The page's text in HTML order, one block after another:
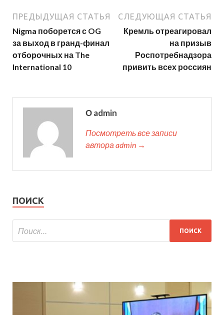
ПРЕДЫДУЩАЯ СТАТЬЯ
Nigma поборется с OG
за выход в гранд-финал
отборочных на The
International 10
СЛЕДУЮЩАЯ СТАТЬЯ
Кремль отреагировал
на призыв
Роспотребнадзора
привить всех россиян
О admin
Посмотреть все записи
автора admin →
ПОИСК